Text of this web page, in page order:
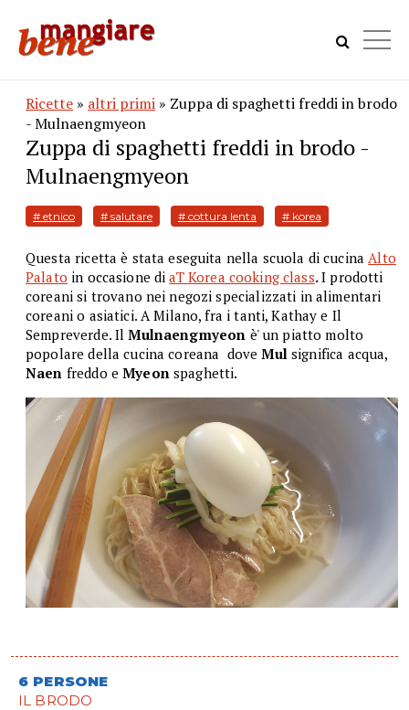
Ricette » altri primi » Zuppa di spaghetti freddi in brodo
- Mulnaengmyeon
Zuppa di spaghetti freddi in brodo -
Mulnaengmyeon
# etnico # salutare # cottura lenta # korea
Questa ricetta è stata eseguita nella scuola di cucinaAlto
Palato in occasione di aT Korea cooking class.I prodotti
coreani si trovano nei negozi specializzati in alimentari
coreani o asiatici. A Milano, fra i tanti, Kathay e Il
Sempreverde. IlMulnaengmyeon è' un piatto molto
popolare della cucina coreana doveMulsignifica acqua,
Naen freddo eMyeonspaghetti.
6 PERSONE
IL BRODO